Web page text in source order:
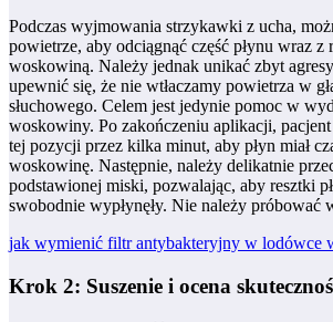
Podczas wyjmowania strzykawki z ucha,
powietrze, aby odciągnąć część płynu wraz z
woskowiną. Należy jednak unikać zbyt
upewnić się, że nie wtłaczamy powietrza w
słuchowego. Celem jest jedynie pomoc w
woskowiny. Po zakończeniu aplikacji,
tej pozycji przez kilka minut, aby płyn miał
woskowinę. Następnie, należy delikatnie
podstawionej miski, pozwalając, aby resztki
swobodnie wypłynęły. Nie należy próbować
jak wymienić filtr antybakteryjny w lodówce
Krok 2: Suszenie i ocena